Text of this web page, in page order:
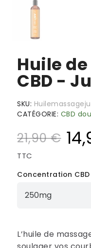
Huile
CBD -
SKU
CATÉGORIE CBD
21,90 €
TTC
Concentration
L’huile de